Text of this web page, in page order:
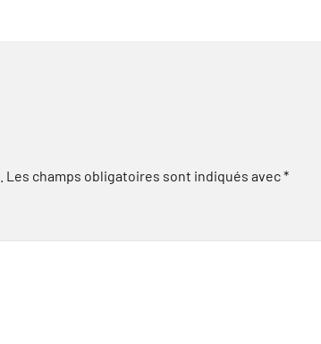
Les champs obligatoires sont indiqués avec*